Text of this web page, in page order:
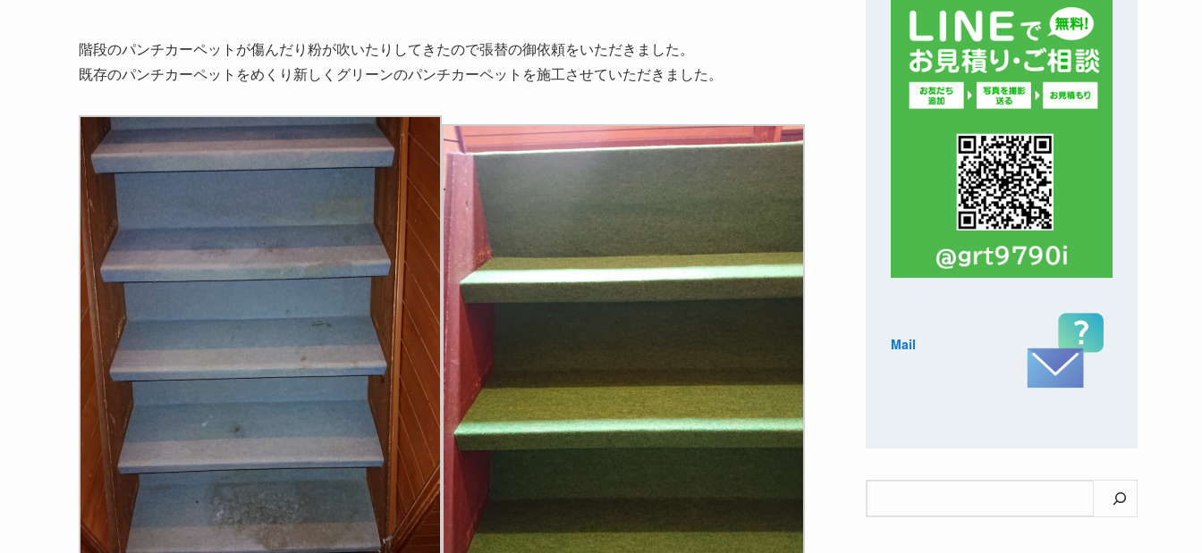
階段のパンチカーペットが傷んだり粉が吹いたりしてきたので張替の御依頼をいただきました。
既存のパンチカーペットをめくり新しくグリーンのパンチカーペットを施工させていただきました。
Mail